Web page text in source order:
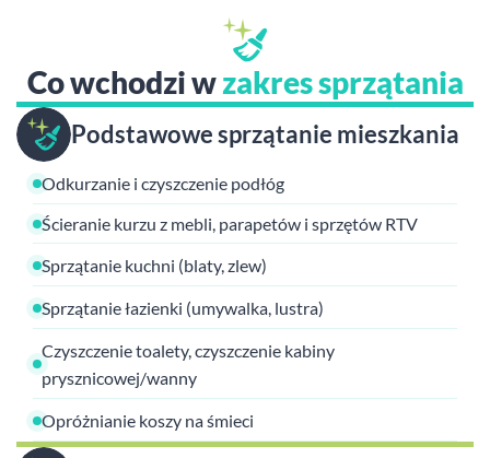
Co wchodzi wzakres sprzątania
Podstawowe sprzątanie mieszkania
Odkurzanie i czyszczenie podłóg
Ścieranie kurzu z mebli, parapetów i sprzętów RTV
Sprzątanie kuchni (blaty, zlew)
Sprzątanie łazienki (umywalka, lustra)
Czyszczenie toalety, czyszczenie kabiny
prysznicowej/wanny
Opróżnianie koszy na śmieci